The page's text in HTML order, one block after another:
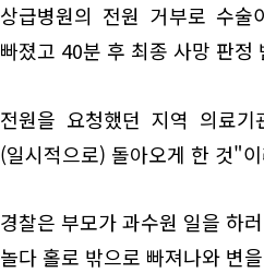
상급병원의 전원 거부로 수
빠졌고 40분 후 최종 사망 판정
전원을 요청했던 지역 의료
(일시적으로) 돌아오게 한 것"
경찰은 부모가 과수원 일을 하
놀다 홀로 밖으로 빠져나와 변